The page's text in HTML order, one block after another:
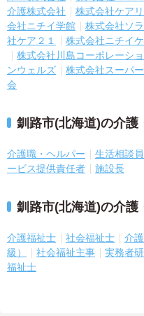
介護株式会社
株式会社ケア
会社ニチイ学館
株式会社ソ
社ケア２１
株式会社ニチイ
株式会社川島コーポレーシ
ンウェルズ
株式会社スーパ
会
釧路市(北海道)の介護
介護職・ヘルパー 生活相談員
ービス提供責任者
施設長
釧路市(北海道)の介護
介護福祉士 社会福祉士
介
級）
社会福祉主事 実務者
福祉士